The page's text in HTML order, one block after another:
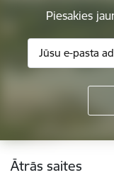
Piesakies
Kājene
Ātrās saites